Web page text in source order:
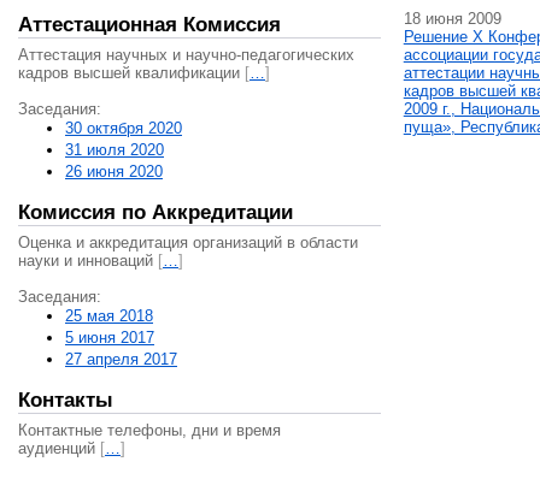
Аттестационная Комиссия
Аттестация научных и научно-педагогических
кадров высшей квалификации […]
Заседания:
30 октября 2020
31 июля 2020
26 июня 2020
Комиссия по Аккредитации
Оценка и аккредитация организаций в области
науки и инноваций […]
Заседания:
25 мая 2018
5 июня 2017
27 апреля 2017
Контакты
Контактные телефоны, дни и время
аудиенций […]
18 июня 2009
Решение X
ассоциации
аттестации
кадров высшей
2009 г.,
пуща»,